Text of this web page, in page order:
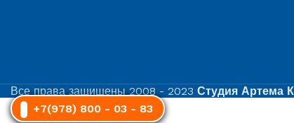
+7(978) 800 - 03 - 83
Все права защищены2008 - 2023 Студия Артема